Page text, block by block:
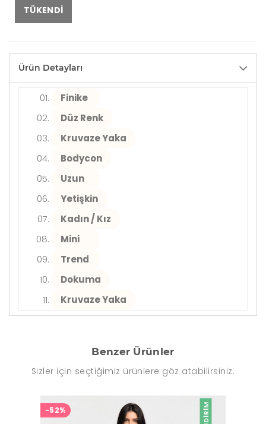
TÜKENDI
Ürün Detayları
Finike
Düz Renk
Kruvaze Yaka
Bodycon
Uzun
Yetişkin
Kadın / Kız
Mini
Trend
Dokuma
Kruvaze Yaka
Benzer Ürünler
Sizler için seçtiğimiz ürünlere göz atabilirsiniz.
İNDIRIM
-52%